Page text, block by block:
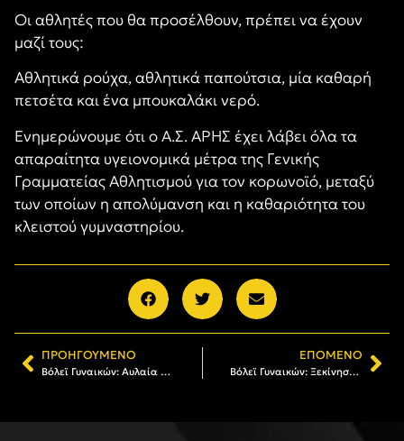
Οι αθλητές που θα προσέλθουν, πρέπει να έχουν
μαζί τους:
Αθλητικά ρούχα, αθλητικά παπούτσια, μία καθαρή
πετσέτα και ένα μπουκαλάκι νερό.
Ενημερώνουμε ότι ο Α.Σ. ΑΡΗΣ έχει λάβει όλα τα
απαραίτητα υγειονομικά μέτρα της Γενικής
Γραμματείας Αθλητισμού για τον κορωνοϊό, μεταξύ
των οποίων η απολύμανση και η καθαριότητα του
κλειστού γυμναστηρίου.
ΠΡΟΗΓΟΎΜΕΝΟ
Βόλεϊ Γυναικών: Αυλαία για τις Ακαδημίες του ΑΡΗ
ΕΠΌΜΕΝΟ
Βόλεϊ Γυναικών: Ξεκίνησαν οι Ακαδημίες του ΑΡΗ